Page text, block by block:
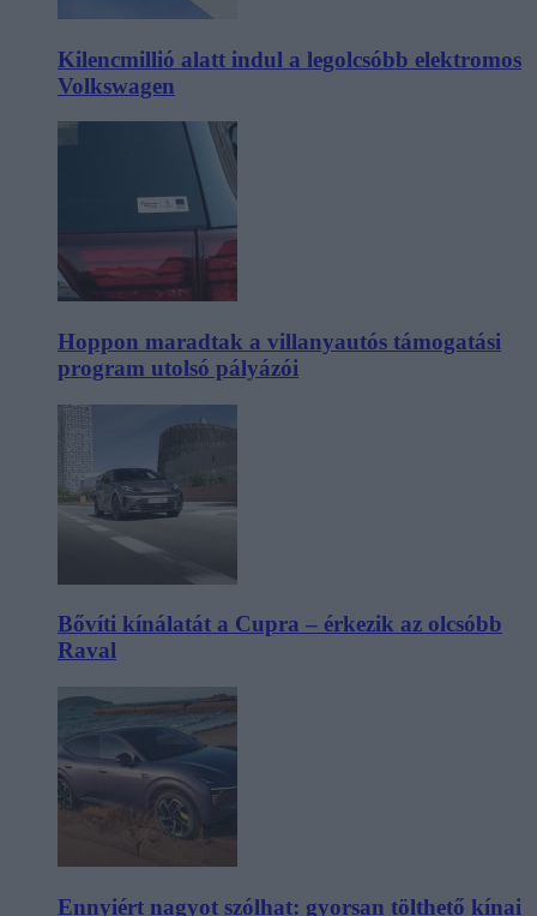
Kilencmillió alatt indul a legolcsóbb elektromos
Volkswagen
Hoppon maradtak a villanyautós támogatási
program utolsó pályázói
Bővíti kínálatát a Cupra – érkezik az olcsóbb
Raval
Ennyiért nagyot szólhat: gyorsan tölthető kínai